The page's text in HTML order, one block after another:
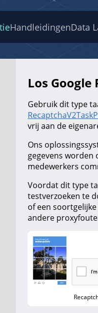
HandleidingenData
Los
Gebruik dit type
vrij aan de
Ons
gegevens worden
medewerkers
Voordat dit type
testverzoeken te
of een
andere